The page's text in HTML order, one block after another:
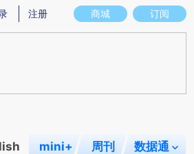
意图存在偏差。不代表财新观点和立场。推荐点
商城 订阅
注册
mini+ 周刊 数据通